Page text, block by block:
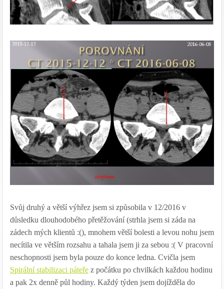
Svůj druhý a větší výhřez jsem si způsobila v 12/2016 v
důsledku dlouhodobého přetěžování (strhla jsem si záda na
zádech mých klientů :(), mnohem větší bolesti a levou nohu jsem
necítila ve větším rozsahu a tahala jsem ji za sebou :( V pracovní
neschopnosti jsem byla pouze do konce ledna. Cvičla jsem
Spirální stabilizaci páteře z počátku po chvilkách každou hodinu
a pak 2x denně půl hodiny. Každý týden jsem dojížděla do